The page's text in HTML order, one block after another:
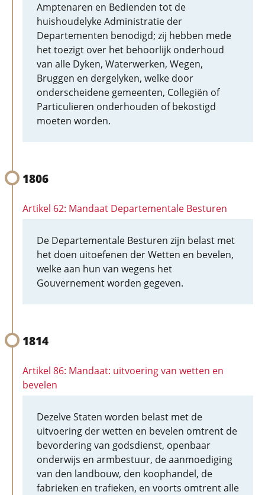
Amptenaren en Bedienden tot de
huishoudelyke Administratie der
Departementen benodigd; zij hebben mede
het toezigt over het behoorlijk onderhoud
van alle Dyken, Waterwerken, Wegen,
Bruggen en dergelyken, welke door
onderscheidene gemeenten, Collegiën of
Particulieren onderhouden of bekostigd
moeten worden.
1806
Artikel 62: Mandaat Departementale Besturen
De Departementale Besturen zijn belast met
het doen uitoefenen der Wetten en bevelen,
welke aan hun van wegens het
Gouvernement worden gegeven.
1814
Artikel 86: Mandaat: uitvoering van wetten en
bevelen
Dezelve Staten worden belast met de
uitvoering der wetten en bevelen omtrent de
bevordering van godsdienst, openbaar
onderwijs en armbestuur, de aanmoediging
van den landbouw, den koophandel, de
fabrieken en trafieken, en voorts omtrent alle